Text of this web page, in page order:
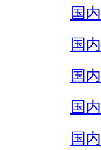
国
国
国
国
国